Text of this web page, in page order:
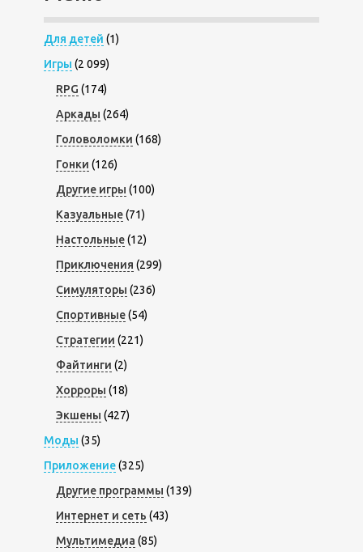
Для детей (1)
Игры (2 099)
RPG (174)
Аркады (264)
Головоломки (168)
Гонки (126)
Другие игры (100)
Казуальные(71)
Настольные(12)
Приключения (299)
Симуляторы (236)
Спортивные(54)
Стратегии (221)
Файтинги (2)
Хорроры (18)
Экшены (427)
Моды (35)
Приложение(325)
Другие программы (139)
Интернет и сеть (43)
Мультимедиа (85)